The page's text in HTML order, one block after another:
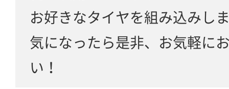
お好きなタイヤを組み込みし
気になったら是非、お気軽に
い！